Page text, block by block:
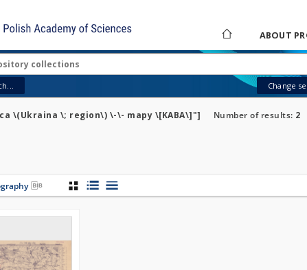
ABOUT
Change
\(Ukraina \; region\) \-\- mapy \[KABA\]"] Number of results: 2